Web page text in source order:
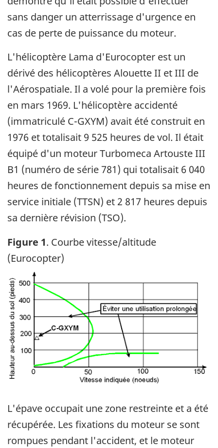
sans danger un atterrissage d'urgence en
cas de perte de puissance du moteur.
L'hélicoptère Lama d'Eurocopter est un
dérivé des hélicoptères Alouette II et III de
l'Aérospatiale. Il a volé pour la première fois
en mars 1969. L'hélicoptère accidenté
(immatriculé C-GXYM) avait été construit en
1976 et totalisait 9 525 heures de vol. Il était
équipé d'un moteur Turbomeca Artouste III
B1 (numéro de série 781) qui totalisait 6 040
heures de fonctionnement depuis sa mise en
service initiale (TTSN) et 2 817 heures depuis
sa dernière révision (TSO).
Figure 1. Courbe vitesse/altitude
(Eurocopter)
Image
L'épave occupait une zone restreinte et a été
récupérée. Les fixations du moteur se sont
rompues pendant l'accident, et le moteur